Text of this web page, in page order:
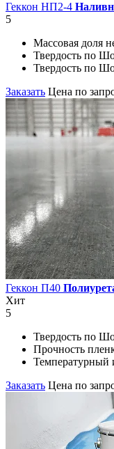
Геккон НП2-4
5
Массовая доля
Твердость по
Твердость по
Заказать Цена по
Геккон П40
Хит
5
Твердость по
Прочность
Температурный
Заказать Цена по